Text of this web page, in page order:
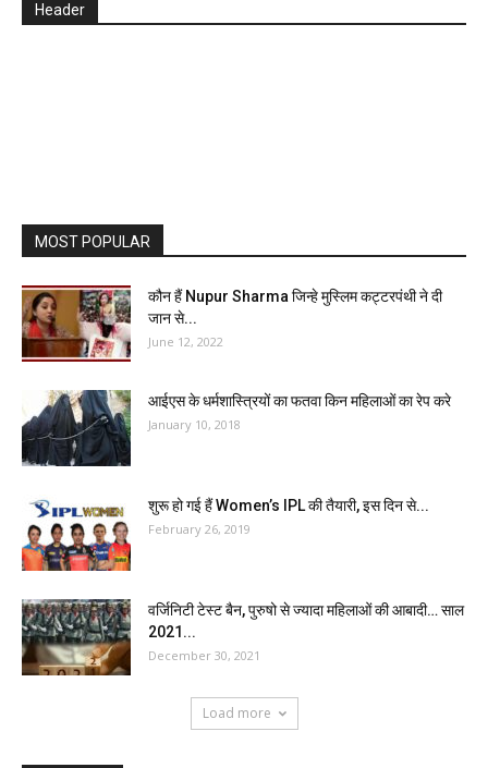
Header
MOST POPULAR
कौन हैं Nupur Sharma जिन्हे मुस्लिम कट्टरपंथी ने दी
जान से...
June 12, 2022
आईएस के धर्मशास्त्रियों का फतवा किन महिलाओं का रेप करे
January 10, 2018
शुरू हो गई हैं Women’s IPL की तैयारी, इस दिन से...
February 26, 2019
वर्जिनिटी टेस्‍ट बैन, पुरुषो से ज्यादा महिलाओं की आबादी… साल
2021...
December 30, 2021
Load more